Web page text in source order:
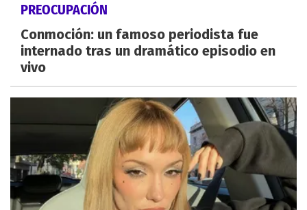
PREOCUPACIÓN
Conmoción: un famoso periodista fue
internado tras un dramático episodio en
vivo